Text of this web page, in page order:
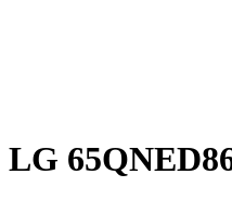
LG